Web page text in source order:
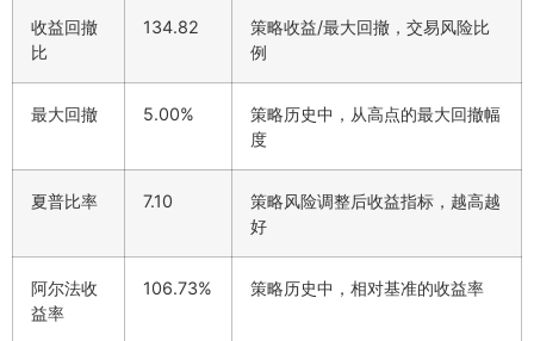
收益回撤
比
134.82
策略收益/最大回撤，交易风险比
例
最大回撤 5.00%
策略历史中，从高点的最大回撤幅
度
夏普比率 7.10
策略风险调整后收益指标，越高越
好
阿尔法收
益率
106.73% 策略历史中，相对基准的收益率